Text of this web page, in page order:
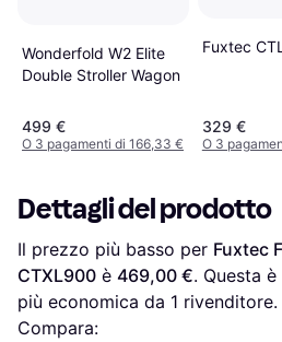
Wonderfold W2 Elite
Double Stroller Wagon
499 €
O 3 pagamenti di 166,33 €
Fuxtec
329 €
O 3
Dettagli del prodotto
Il prezzo più basso per Fuxtec
CTXL900 è 469,00 €. Questa
più economica da 1 rivenditore.
Compara: